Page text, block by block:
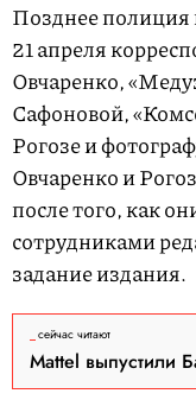
Позднее
21 апреля
Овчаренко,
Сафоновой,
Рогозе и
Овчаренко и
после того, как
сотрудниками
задание издания.
сейчас читают
Mattel выпустили